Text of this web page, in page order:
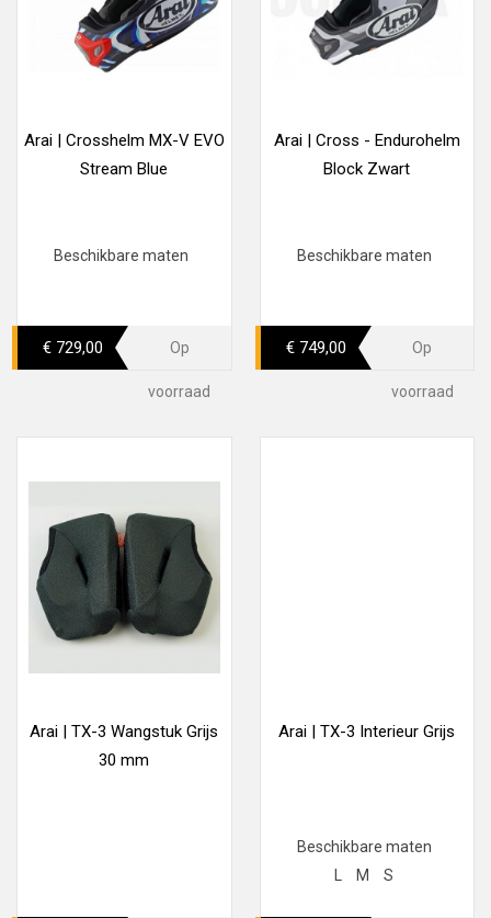
Arai | Crosshelm MX-V EVO
Stream Blue
Beschikbare maten
€ 729,00 Op
voorraad
Arai | Cross - Endurohelm
Block Zwart
Beschikbare maten
€ 749,00 Op
voorraad
Arai | TX-3 Wangstuk Grijs
30 mm
Arai | TX-3 Interieur Grijs
Beschikbare maten
M S